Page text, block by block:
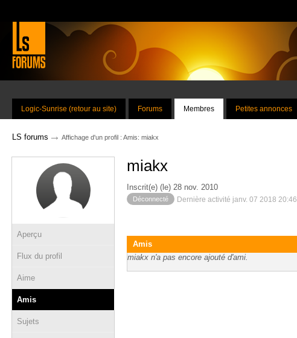
Logic-Sunrise (retour au site) Forums Membres Petites annonces
LS forums → Affichage d'un profil : Amis: miakx
Aperçu
Flux du profil
Aime
Amis
Sujets
miakx
Inscrit(e) (le) 28 nov. 2010
Déconnecté Dernière activité janv. 07 2018 20:46
Amis
miakx n'a pas encore ajouté d'ami.